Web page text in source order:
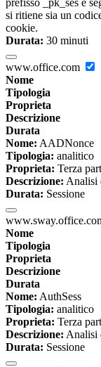
prefisso _pk_ses è
si ritiene sia un
cookie.
Durata: 30 minuti
www.office.com
Nome
Tipologia
Proprieta
Descrizione
Durata
Nome: AADNonce
Tipologia: analitico
Proprieta: Terza
Descrizione: Analisi
Durata: Sessione
Nome
Tipologia
Proprieta
Descrizione
Durata
Nome: AuthSess
Tipologia: analitico
Proprieta: Terza
Descrizione: Analisi
Durata: Sessione